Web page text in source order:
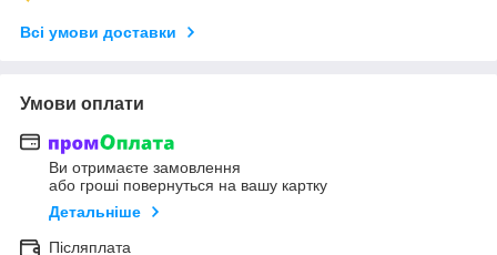
Всі умови доставки
Умови оплати
Ви отримаєте замовлення
або гроші повернуться на вашу картку
Детальніше
Післяплата